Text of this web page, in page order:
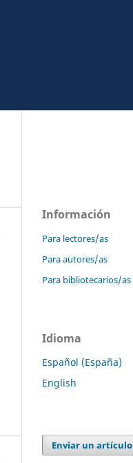
Información
Para lectores/as
Para autores/as
Para bibliotecarios/as
Idioma
Español (España)
English
Enviar un artículo